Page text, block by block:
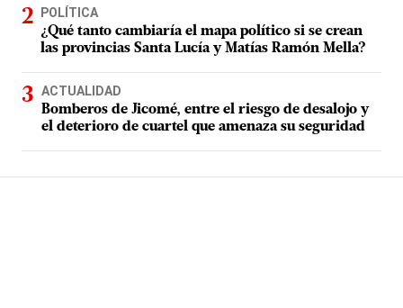
POLÍTICA
¿Qué tanto cambiaría el mapa político si se crean
las provincias Santa Lucía y Matías Ramón Mella?
ACTUALIDAD
Bomberos de Jicomé, entre el riesgo de desalojo y
el deterioro de cuartel que amenaza su seguridad